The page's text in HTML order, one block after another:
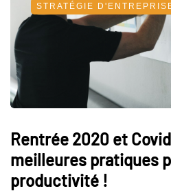
STRATÉGIE
Rentrée 2020 et
meilleures pratiques
productivité !